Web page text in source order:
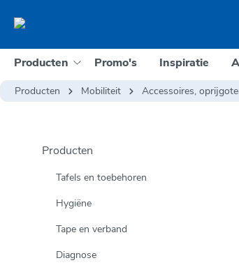
Producten Promo's Inspiratie
Producten
Mobiliteit Accessoires,
Producten
Tafels en toebehoren
Hygiëne
Tape en verband
Diagnose